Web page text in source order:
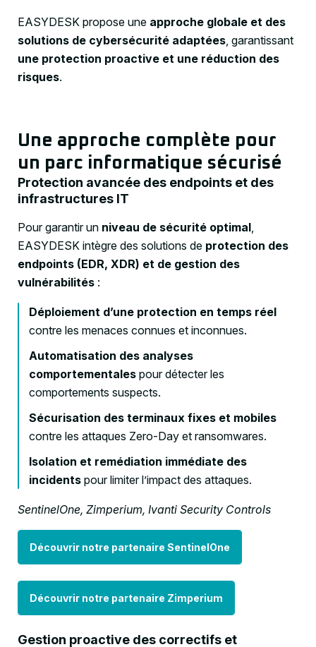
EASYDESK propose une approche globale et des
solutions de cybersécurité adaptées, garantissant
une protection proactive et une réduction des
risques.
Une approche complète pour
un parc informatique sécurisé
Protection avancée des endpoints et des
infrastructures IT
Pour garantir un niveau de sécurité optimal,
EASYDESK intègre des solutions de protection des
endpoints (EDR, XDR) et de gestion des
vulnérabilités :
Déploiement d’une protection en temps réel
contre les menaces connues et inconnues.
Automatisation des analyses
comportementales pour détecter les
comportements suspects.
Sécurisation des terminaux fixes et mobiles
contre les attaques Zero-Day et ransomwares.
Isolation et remédiation immédiate des
incidents pour limiter l’impact des attaques.
SentinelOne, Zimperium, Ivanti Security Controls
Découvrir notre partenaire SentinelOne
Découvrir notre partenaire Zimperium
Gestion proactive des correctifs et